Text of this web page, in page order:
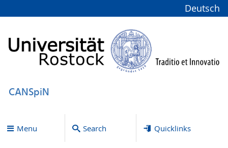
Deutsch
CANSpiN
Menu Search Quicklinks